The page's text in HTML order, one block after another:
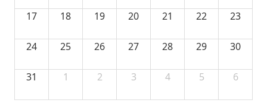
17 18 19 20 21 22 23
24 25 26 27 28 29 30
31 1 2 3 4 5 6